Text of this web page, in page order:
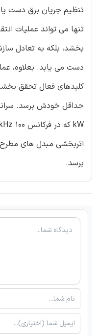
تنظیم جریان برق دست
تنها می تواند عملیات
بخشد، بلکه به تعادل
کلیدهای فعال تحقق
اثربخشی مبدل های مطرح
برسد.